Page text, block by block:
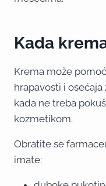
Kada
Krema može
hrapavosti i
kada ne treba
kozmetikom.
Obratite se
imate: